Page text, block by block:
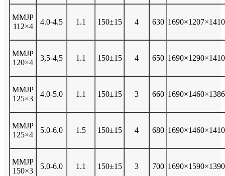
MMJP
112×4
4.0-4.5 1.1 150±15 4 630 1690×1207×1410
MMJP
120×4
3,5-4,5 1.1 150±15 4 650 1690×1290×1410
MMJP
125×3
4.0-5.0 1.1 150±15 3 660 1690×1460×1386
MMJP
125×4
5.0-6.0 1.5 150±15 4 680 1690×1460×1410
MMJP
150×3
5.0-6.0 1.1 150±15 3 700 1690×1590×1390